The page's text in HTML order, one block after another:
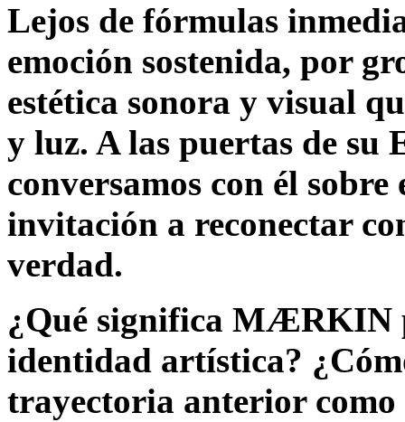
Lejos de fórmulas
emoción sostenida, por
estética sonora y visual
y luz. A las puertas de su
conversamos con él
invitación a reconectar
verdad.
¿Qué significa MÆRKIN
identidad artística?
trayectoria anterior